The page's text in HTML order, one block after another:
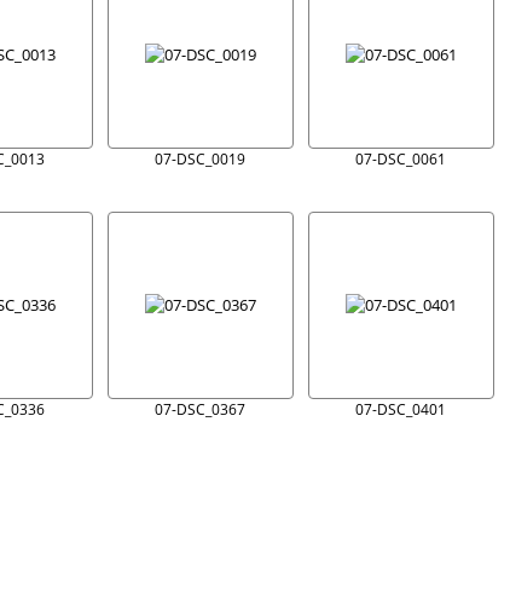
07-DSC_0019 07-DSC_0061
07-DSC_0367 07-DSC_0401